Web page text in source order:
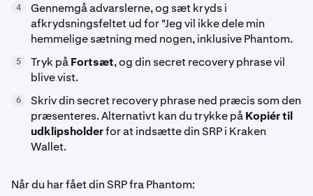
4
Gennemgå advarslerne, og sæt kryds i
afkrydsningsfeltet ud for "Jeg vil ikke dele min
hemmelige sætning med nogen, inklusive Phantom.
5 Tryk påFortsæt, og din secret recovery phrase vil
blive vist.
6
Skriv din secret recovery phrase ned præcis som den
præsenteres. Alternativt kan du trykke påKopiér til
udklipsholderfor at indsætte din SRP i Kraken
Wallet.
Når du har fået din SRP fra Phantom: